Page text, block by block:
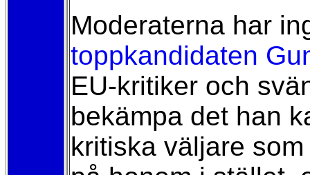
Moderaterna har
toppkandidaten
EU-kritiker och
bekämpa det han
kritiska väljare